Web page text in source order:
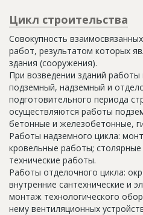
Цикл строительства
Совокупность
работ, результатом которых
здания (сооружения).
При возведении зданий
подземный, надземный и
подготовительного периода
осуществляются работы
бетонные и железобетонные,
Работы надземного цикла:
кровельные работы;
технические работы.
Работы отделочного цикла:
внутренние сантехнические и
монтаж технологического
нему вентиляционных